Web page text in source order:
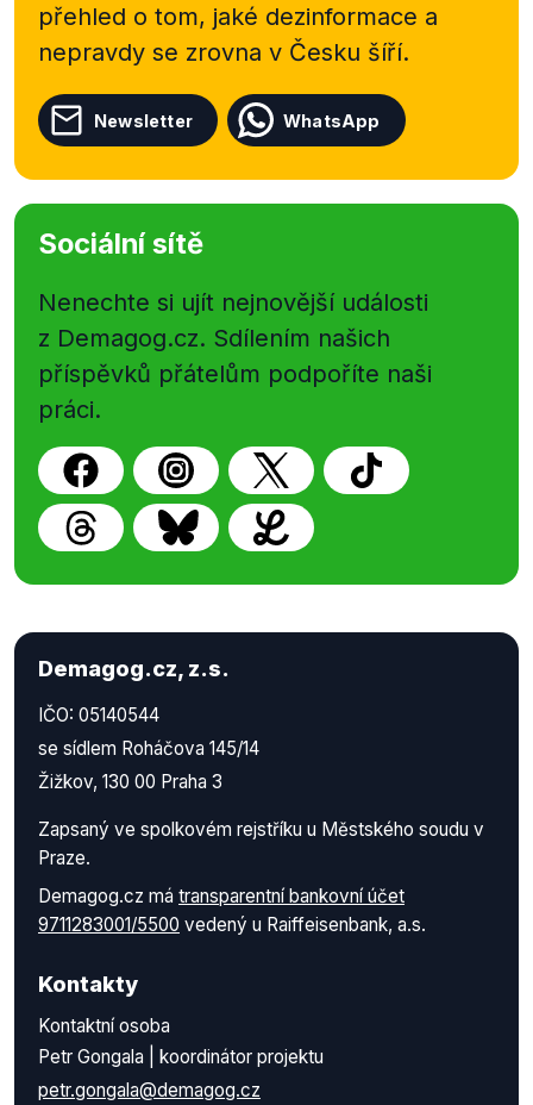
přehled o tom, jaké dezinformace a
nepravdy se zrovna v Česku šíří.
Newsletter WhatsApp
Sociální sítě
Nenechte si ujít nejnovější události
z Demagog.cz. Sdílením našich
příspěvků přátelům podpoříte naši
práci.
Demagog.cz, z.s.
IČO: 05140544
se sídlem Roháčova 145/14
Žižkov, 130 00 Praha 3
Zapsaný ve spolkovém rejstříku u Městského soudu v
Praze.
Demagog.cz má transparentní bankovní účet
9711283001/5500 vedený u Raiffeisenbank, a.s.
Kontakty
Kontaktní osoba
Petr Gongala | koordinátor projektu
petr.gongala@demagog.cz